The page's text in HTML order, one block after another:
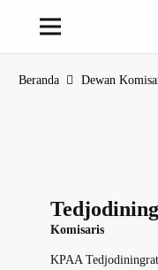
Beranda Dewan
Komisaris
KPAA